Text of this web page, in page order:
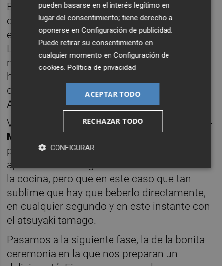
El
Aka(Masumi) nos lo ponen calentito y
oye, que rico, y encima en vasito chico. Beso
en arrozales con color de campo de lavanda.
Lo aparentemente sencillo, que en realidad
no lo es. Capaz de levantarte el espíritu
hasta el infinito con la floración de la cereza
que da sus frutos cuando aparece el wagyu
A5.
Viene como pre postre muy deseado el
Hon-
Mirin
persona que, aun siendo dulce, nos
apasiona. Bebida generalmente utilizada en
la cocina, pero que en este caso que tan
sublime que hay que beberlo directamente,
en cualquier segundo y en este instante con
el atsuyaki tamago.
Pasamos a la siguiente fase, la de la bonita
ceremonia en la que nos preparan un
pueden basarse en el interés legítimo en
lugar del consentimiento; tiene derecho a
oponerse enConfiguración de publicidad
Puede retirar su consentimiento en
cualquier momento enConfiguración de
cookies .Política de privacidad
ACEPTAR TODO
RECHAZAR TODO
CONFIGURAR